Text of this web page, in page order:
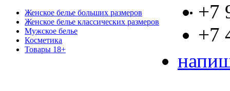
Женское белье больших размеров
Женское белье классических размеров
Мужское белье
Косметика
Товары 18+
+7
+7